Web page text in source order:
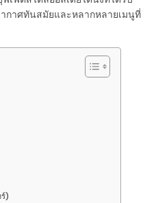
กาศทันสมัยและหลากหลายเมนูที่
)